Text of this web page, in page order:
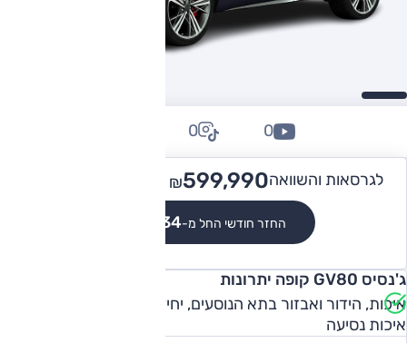
לגרסאות והשוואה ₪599,990 -
החזר חודשי החל מ-₪5,534
0
0
ג'נסיס GV80 קופה יתרונות
איכות, הידור ואבזור בתא הנוסעים, יחידת כוח, יכולת דינמית,
איכות נסיעה